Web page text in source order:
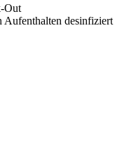
Out
desinfiziert